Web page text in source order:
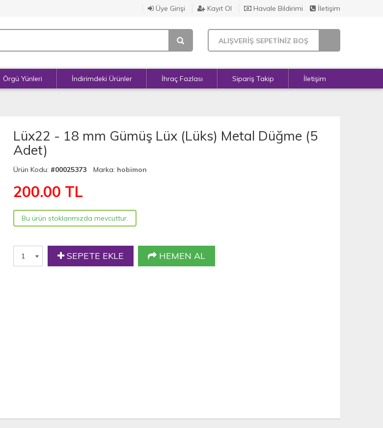
Üye Girişi Kayıt Ol Havale Bildirimi İletişim
ALIŞVERİŞ SEPETİNİZ BOŞ
Örgü Yünleri İndirimdeki Ürünler İhraç Fazlası Sipariş Takip İletişim
Lüx22 - 18 mm Gümüş Lüx (Lüks) Metal Düğme (5
Adet)
Ürün Kodu: #00025373 Marka: hobimon
200.00 TL
Bu ürün stoklarımızda mevcuttur.
SEPETE EKLE HEMEN AL